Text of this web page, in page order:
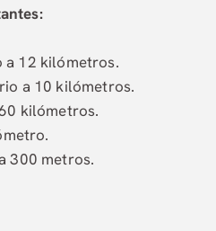
a 12 kilómetros.
a 10 kilómetros.
kilómetros.
300 metros.